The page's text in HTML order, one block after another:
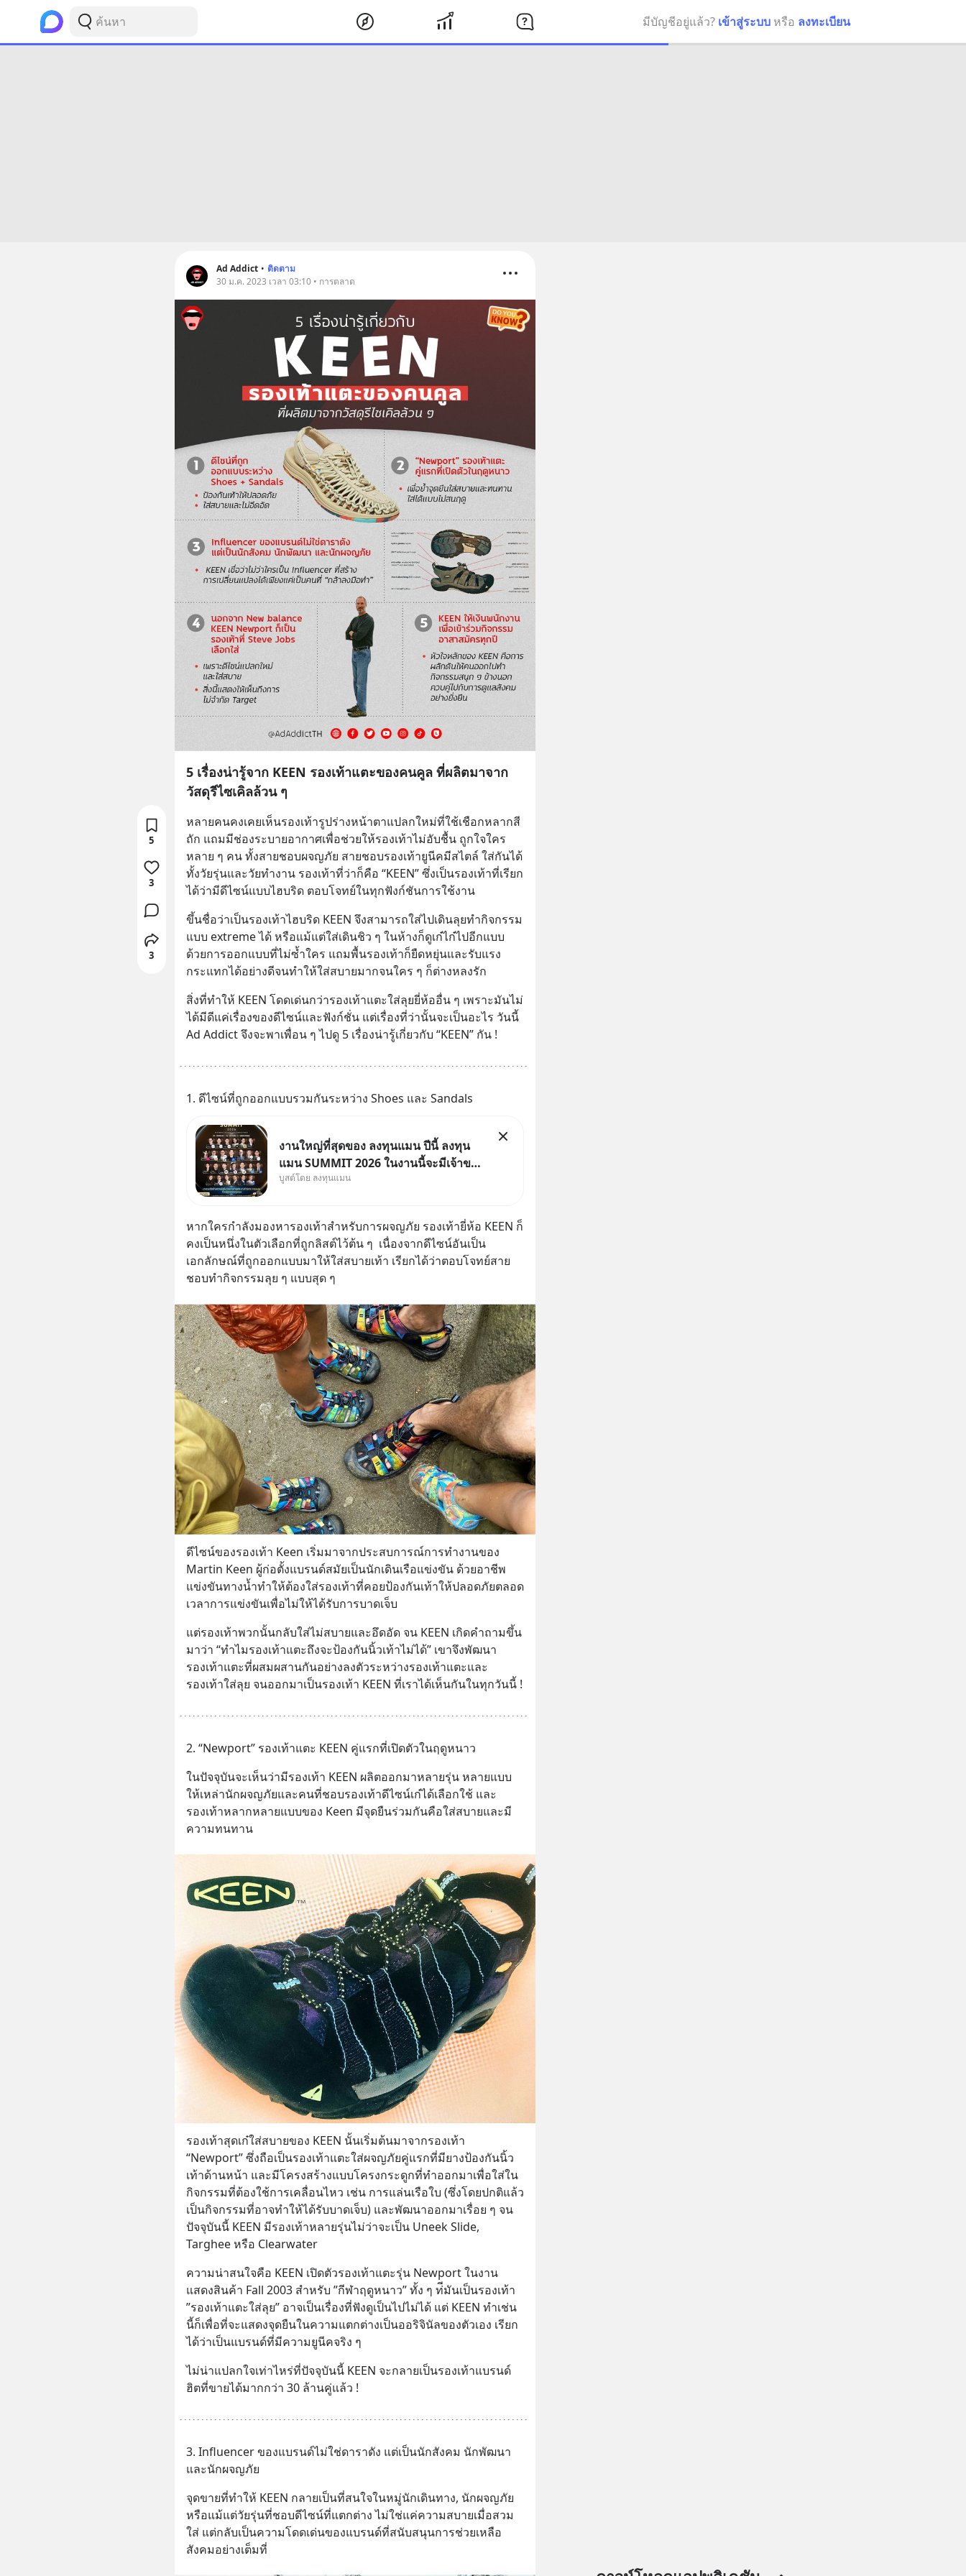
มีบัญชีอยู่แล้ว? เข้าสู่ระบบ หรือ ลงทะเบียน
Ad Addict • ติดตาม
30 ม.ค. 2023 เวลา 03:10 • การตลาด
5 เรื่องน่ารู้จาก KEEN รองเท้าแตะของคนคูล ที่ผลิตมาจาก
วัสดุรีไซเคิลล้วน ๆ
หลายคนคงเคยเห็นรองเท้ารูปร่างหน้าตาแปลกใหม่ที่ใช้เชือกหลากสี
ถัก แถมมีช่องระบายอากาศเพื่อช่วยให้รองเท้าไม่อับชื้น ถูกใจใคร
หลาย ๆ คน ทั้งสายชอบผจญภัย สายชอบรองเท้ายูนีคมีสไตล์ ใส่กันได้
ทั้งวัยรุ่นและวัยทำงาน รองเท้าที่ว่าก็คือ “KEEN” ซึ่งเป็นรองเท้าที่เรียก
ได้ว่ามีดีไซน์แบบไฮบริด ตอบโจทย์ในทุกฟังก์ชันการใช้งาน
ขึ้นชื่อว่าเป็นรองเท้าไฮบริด KEEN จึงสามารถใส่ไปเดินลุยทำกิจกรรม
แบบ extreme ได้ หรือแม้แต่ใส่เดินชิว ๆ ในห้างก็ดูเก๋ไก๋ไปอีกแบบ
ด้วยการออกแบบที่ไม่ซ้ำใคร แถมพื้นรองเท้าก็ยืดหยุ่นและรับแรง
กระแทกได้อย่างดีจนทำให้ใส่สบายมากจนใคร ๆ ก็ต่างหลงรัก
สิ่งที่ทำให้ KEEN โดดเด่นกว่ารองเท้าแตะใส่ลุยยี่ห้ออื่น ๆ เพราะมันไม่
ได้มีดีแค่เรื่องของดีไซน์และฟังก์ชั่น แต่เรื่องที่ว่านั้นจะเป็นอะไร วันนี้
Ad Addict จึงจะพาเพื่อน ๆ ไปดู 5 เรื่องน่ารู้เกี่ยวกับ “KEEN” กัน !
1. ดีไซน์ที่ถูกออกแบบรวมกันระหว่าง Shoes และ Sandals
งานใหญ่ที่สุดของ ลงทุนแมน ปีนี้ ลงทุน
แมน SUMMIT 2026 ในงานนี้จะมีเจ้าของ
ธุรกิจ Dr.PONG, หมึกกรุบ, Srichand,
ความรู้การสร้างธุรกิจ
บูสต์โดย ลงทุนแมน
หากใครกำลังมองหารองเท้าสำหรับการผจญภัย รองเท้ายี่ห้อ KEEN ก็
คงเป็นหนึ่งในตัวเลือกที่ถูกลิสต์ไว้ต้น ๆ  เนื่องจากดีไซน์อันเป็น
เอกลักษณ์ที่ถูกออกแบบมาให้ใส่สบายเท้า เรียกได้ว่าตอบโจทย์สาย
ชอบทำกิจกรรมลุย ๆ แบบสุด ๆ
ดีไซน์ของรองเท้า Keen เริ่มมาจากประสบการณ์การทำงานของ
Martin Keen ผู้ก่อตั้งแบรนด์สมัยเป็นนักเดินเรือแข่งขัน ด้วยอาชีพ
แข่งขันทางน้ำทำให้ต้องใส่รองเท้าที่คอยป้องกันเท้าให้ปลอดภัยตลอด
เวลาการแข่งขันเพื่อไม่ให้ได้รับการบาดเจ็บ
แต่รองเท้าพวกนั้นกลับใส่ไม่สบายและอึดอัด จน KEEN เกิดคำถามขึ้น
มาว่า “ทำไมรองเท้าแตะถึงจะป้องกันนิ้วเท้าไม่ได้” เขาจึงพัฒนา
รองเท้าแตะที่ผสมผสานกันอย่างลงตัวระหว่างรองเท้าแตะและ
รองเท้าใส่ลุย จนออกมาเป็นรองเท้า KEEN ที่เราได้เห็นกันในทุกวันนี้ !
2. “Newport” รองเท้าแตะ KEEN คู่แรกที่เปิดตัวในฤดูหนาว
ในปัจจุบันจะเห็นว่ามีรองเท้า KEEN ผลิตออกมาหลายรุ่น หลายแบบ
ให้เหล่านักผจญภัยและคนที่ชอบรองเท้าดีไซน์เก๋ได้เลือกใช้ และ
รองเท้าหลากหลายแบบของ Keen มีจุดยืนร่วมกันคือใส่สบายและมี
ความทนทาน
รองเท้าสุดเก๋ใส่สบายของ KEEN นั้นเริ่มต้นมาจากรองเท้า
“Newport” ซึ่งถือเป็นรองเท้าแตะใส่ผจญภัยคู่แรกที่มียางป้องกันนิ้ว
เท้าด้านหน้า และมีโครงสร้างแบบโครงกระดูกที่ทำออกมาเพื่อใส่ใน
กิจกรรมที่ต้องใช้การเคลื่อนไหว เช่น การแล่นเรือใบ (ซึ่งโดยปกติแล้ว
เป็นกิจกรรมที่อาจทำให้ได้รับบาดเจ็บ) และพัฒนาออกมาเรื่อย ๆ จน
ปัจจุบันนี้ KEEN มีรองเท้าหลายรุ่นไม่ว่าจะเป็น Uneek Slide,
Targhee หรือ Clearwater
ความน่าสนใจคือ KEEN เปิดตัวรองเท้าแตะรุ่น Newport ในงาน
แสดงสินค้า Fall 2003 สำหรับ ”กีฬาฤดูหนาว” ทั้ง ๆ ท่ีมันเป็นรองเท้า
”รองเท้าแตะใส่ลุย” อาจเป็นเรื่องที่ฟังดูเป็นไปไม่ได้ แต่ KEEN ทำเช่น
นี้ก็เพื่อที่จะแสดงจุดยืนในความแตกต่างเป็นออริจินัลของตัวเอง เรียก
ได้ว่าเป็นแบรนด์ที่มีความยูนีคจริง ๆ
ไม่น่าแปลกใจเท่าไหร่ที่ปัจจุบันนี้ KEEN จะกลายเป็นรองเท้าแบรนด์
ฮิตที่ขายได้มากกว่า 30 ล้านคู่แล้ว !
3. Influencer ของแบรนด์ไม่ใช่ดาราดัง แต่เป็นนักสังคม นักพัฒนา
และนักผจญภัย
จุดขายที่ทำให้ KEEN กลายเป็นที่สนใจในหมู่นักเดินทาง, นักผจญภัย
หรือแม้แต่วัยรุ่นที่ชอบดีไซน์ที่แตกต่าง ไม่ใช่แค่ความสบายเมื่อสวม
ใส่ แต่กลับเป็นความโดดเด่นของแบรนด์ที่สนับสนุนการช่วยเหลือ
สังคมอย่างเต็มที่
5
3
3